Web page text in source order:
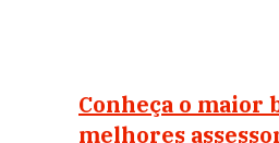
Conheça o maior
melhores